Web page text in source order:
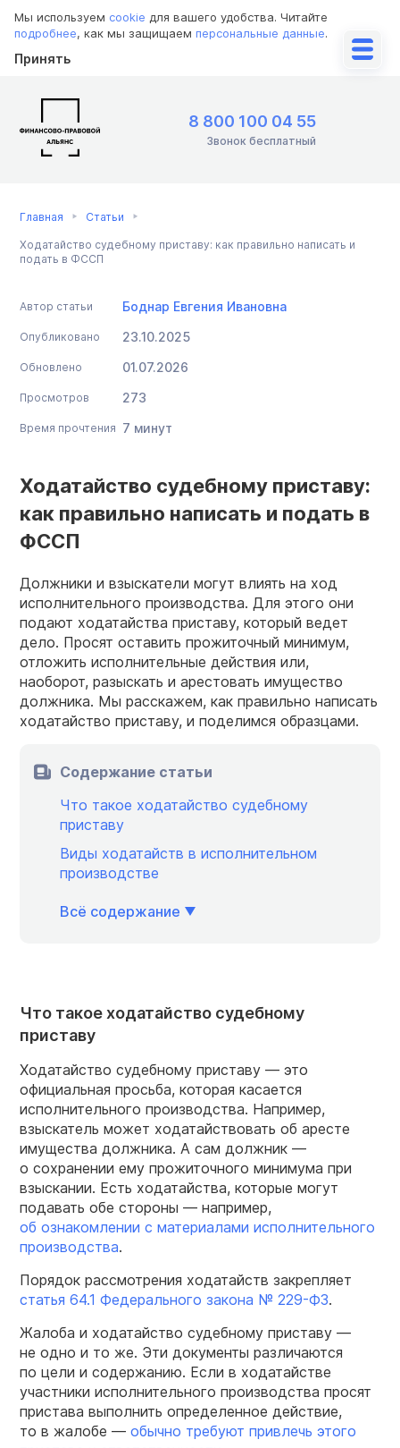
Мы используем cookie для вашего удобства. Читайте
подробнее, как мы защищаем персональные данные.
Принять
8 800 100 04 55
Звонок бесплатный
Главная Статьи
Ходатайство судебному приставу: как правильно написать и
подать в ФССП
Автор статьи Боднар Евгения Ивановна
Опубликовано 23.10.2025
Обновлено 01.07.2026
Просмотров 273
Время прочтения 7 минут
Ходатайство судебному приставу:
как правильно написать и подать в
ФССП
Должники и взыскатели могут влиять на ход
исполнительного производства. Для этого они
подают ходатайства приставу, который ведет
дело. Просят оставить прожиточный минимум,
отложить исполнительные действия или,
наоборот, разыскать и арестовать имущество
должника. Мы расскажем, как правильно написать
ходатайство приставу, и поделимся образцами.
Содержание статьи
Что такое ходатайство судебному
приставу
Виды ходатайств в исполнительном
производстве
Всё содержание
Что такое ходатайство судебному
приставу
Ходатайство судебному приставу — это
официальная просьба, которая касается
исполнительного производства. Например,
взыскатель может ходатайствовать об аресте
имущества должника. А сам должник —
о сохранении ему прожиточного минимума при
взыскании. Есть ходатайства, которые могут
подавать обе стороны — например,
об ознакомлении с материалами исполнительного
производства.
Порядок рассмотрения ходатайств закрепляет
статья 64.1 Федерального закона № 229-ФЗ.
Жалоба и ходатайство судебному приставу —
не одно и то же. Эти документы различаются
по цели и содержанию. Если в ходатайстве
участники исполнительного производства просят
пристава выполнить определенное действие,
то в жалобе — обычно требуют привлечь этого